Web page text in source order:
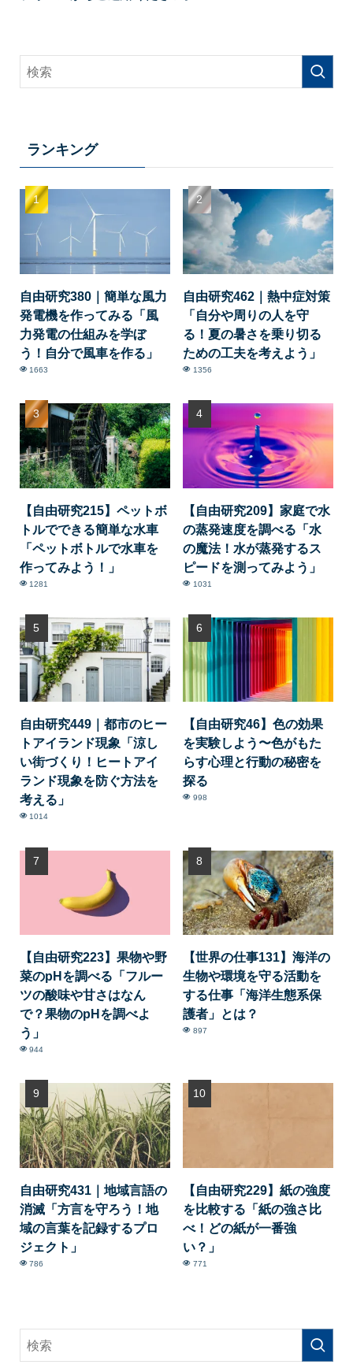
ランキング
自由研究380｜簡単な風力
発電機を作ってみる「風
力発電の仕組みを学ぼ
う！自分で風車を作る」
1663
自由研究462｜熱中症対策
「自分や周りの人を守
る！夏の暑さを乗り切る
ための工夫を考えよう」
1356
【自由研究215】ペットボ
トルでできる簡単な水車
「ペットボトルで水車を
作ってみよう！」
1281
【自由研究209】家庭で水
の蒸発速度を調べる「水
の魔法！水が蒸発するス
ピードを測ってみよう」
1031
自由研究449｜都市のヒー
トアイランド現象「涼し
い街づくり！ヒートアイ
ランド現象を防ぐ方法を
考える」
1014
【自由研究46】色の効果
を実験しよう〜色がもた
らす心理と行動の秘密を
探る
998
【自由研究223】果物や野
菜のpHを調べる「フルー
ツの酸味や甘さはなん
で？果物のpHを調べよ
う」
944
【世界の仕事131】海洋の
生物や環境を守る活動を
する仕事「海洋生態系保
護者」とは？
897
自由研究431｜地域言語の
消滅「方言を守ろう！地
域の言葉を記録するプロ
ジェクト」
786
【自由研究229】紙の強度
を比較する「紙の強さ比
べ！どの紙が一番強
い？」
771